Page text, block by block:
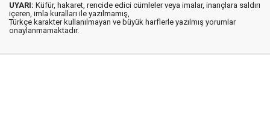
UYARI: Küfür, hakaret, rencide edici cümleler veya imalar, inançlara saldırı
içeren, imla kuralları ile yazılmamış,
Türkçe karakter kullanılmayan ve büyük harflerle yazılmış yorumlar
onaylanmamaktadır.